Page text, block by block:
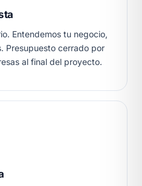
Entendemos tu negocio,
Presupuesto cerrado por
al final del proyecto.